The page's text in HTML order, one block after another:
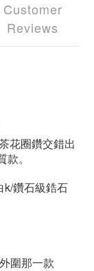
Customer
Reviews
花圈鑽交錯出
款。
鑽石級鋯石
色
圍那一款